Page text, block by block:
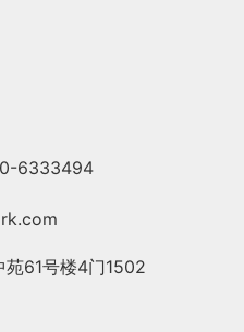
6333494
苑61号楼4门1502